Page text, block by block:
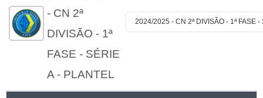
- CN 2ª
DIVISÃO - 1ª
FASE - SÉRIE
A - PLANTEL
2024/2025 - CN 2ª DIVISÃO - 1ª FASE -